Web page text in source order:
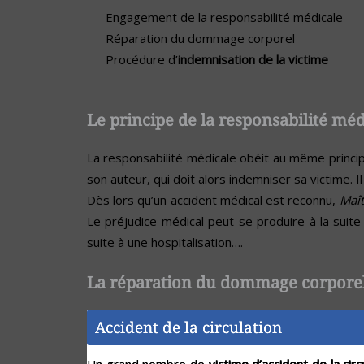
Engagement de la responsabilité médicale
Réparation du dommage corporel
Procédure d’indemnisation de la victime
Le principe de la responsabilité
La responsabilité médicale obéit au même
son auteur, qui doit alors indemniser sa victime.
Dès lors qu’un accident médical est reconnu,
Le préjudice médical peut se produire à la
suite à une hospitalisation….
La réparation du dommage
Accident de la circulation